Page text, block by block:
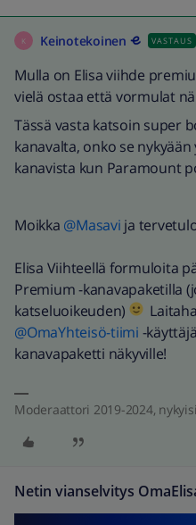
K Keinotekoinen VASTAUS
Mulla on Elisa viihde
vielä ostaa että vormulat
Tässä vasta katsoin super
kanavalta, onko se
kanavista kun Paramount
Moikka @Masavi ja
Elisa Viihteellä formuloita
Premium -kanavapaketilla
katseluoikeuden)
@OmaYhteisö-tiimi -
kanavapaketti näkyville!
Moderaattori 2019-2024,
Netin vianselvitys